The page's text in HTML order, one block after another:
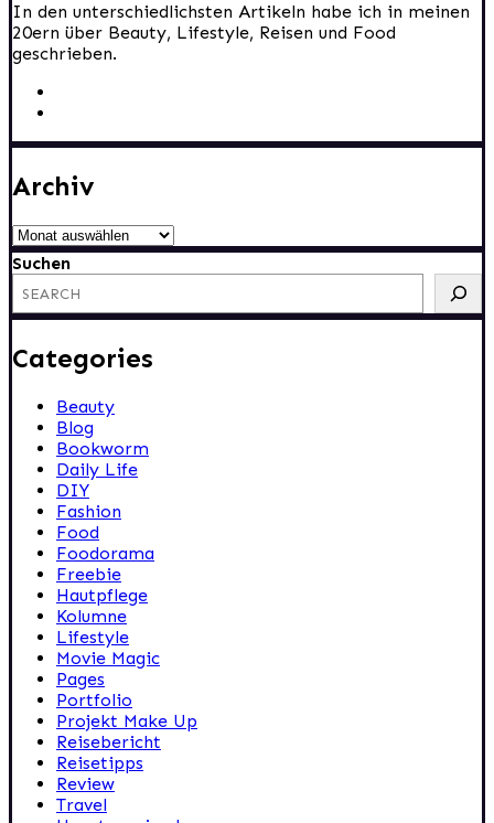
In den unterschiedlichsten Artikeln habe ich in meinen
20ern über Beauty, Lifestyle, Reisen und Food
geschrieben.
Archiv
Archiv
Suchen
Categories
Beauty
Blog
Bookworm
Daily Life
DIY
Fashion
Food
Foodorama
Freebie
Hautpflege
Kolumne
Lifestyle
Movie Magic
Pages
Portfolio
Projekt Make Up
Reisebericht
Reisetipps
Review
Travel